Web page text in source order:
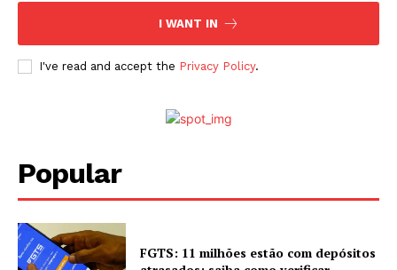
I WANT IN
I've read and accept the Privacy Policy.
Popular
FGTS: 11 milhões estão com depósitos